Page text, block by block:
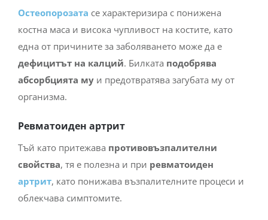
Остеопорозата се характеризира с понижена
костна маса и висока чупливост на костите, като
една от причините за заболяването може да е
дефицитът на калций. Билката подобрява
абсорбцията муи предотвратява загубата му от
организма.
Ревматоиден артрит
Тъй като притежава противовъзпалителни
свойства, тя е полезна и при ревматоиден
артрит, като понижава възпалителните процеси и
облекчава симптомите.